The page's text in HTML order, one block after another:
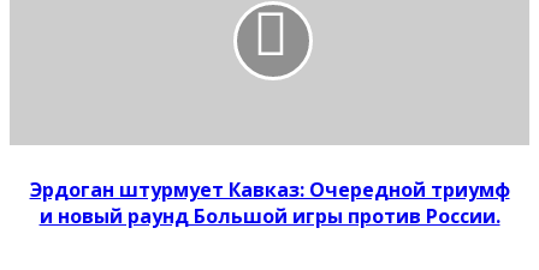
Эрдоган штурмует Кавказ: Очередной триумф
и новый раунд Большой игры против России.